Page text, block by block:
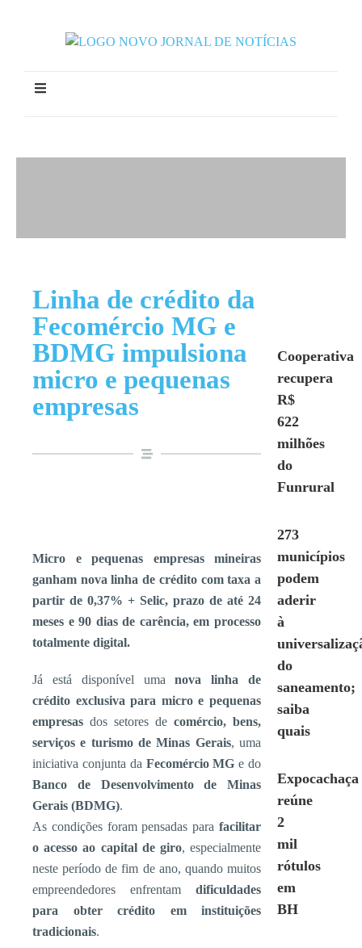
Linha de crédito da
Fecomércio MG e
BDMG impulsiona
micro e pequenas
empresas
Micro e pequenas empresas mineiras
ganham nova linha de crédito com taxa a
partir de 0,37% + Selic, prazo de até 24
meses e 90 dias de carência, em processo
totalmente digital.
Já está disponível umanova linha de
crédito exclusiva para micro e pequenas
empresas dos setores de comércio, bens,
serviços e turismo de Minas Gerais, uma
iniciativa conjunta da Fecomércio MG e do
Banco de Desenvolvimento de Minas
Gerais (BDMG).
As condições foram pensadas para facilitar
o acesso ao capital de giro, especialmente
neste período de fim de ano, quando muitos
empreendedores enfrentam dificuldades
para obter crédito em instituições
tradicionais.
Cooperativa
recupera
R$
622
milhões
do
Funrural
273
municípios
podem
aderir
à
do
saneamento;
saiba
quais
Expocachaça
reúne
2
mil
rótulos
em
BH